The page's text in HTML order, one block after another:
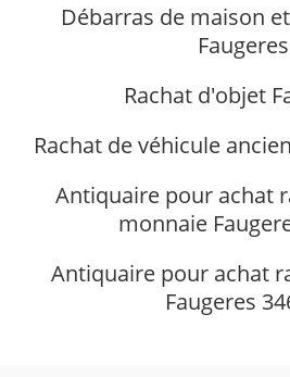
Débarras de maison
Faugeres
Rachat d'objet
Rachat de véhicule
Antiquaire pour achat
monnaie
Antiquaire pour achat
Faugeres